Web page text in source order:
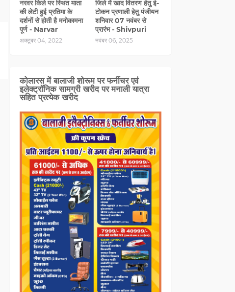
नरवर किले पर स्थित माता
की लेटी हुई प्रतिमा के
दर्शनों से होती है मनोकामना
पूर्ण - Narvar
अक्टूबर 04, 2022
जिले में खाद वितरण हेतु ई-
टोकन प्रणाली हेतु पंजीयन
शनिवार 07 नवंबर से
प्रारंभ - Shivpuri
नवंबर 06, 2025
कोलारस में बालाजी शोरूम पर फर्नीचर एवं
इलेक्ट्रॉनिक सामग्री खरीद पर मनाली यात्रा
सहित प्रत्‍येक खरीद